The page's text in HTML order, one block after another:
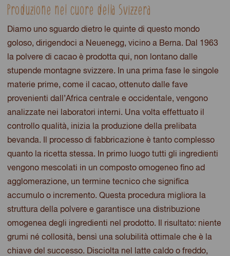
Produzione nel cuore della Svizzera
Diamo uno sguardo dietro le quinte di questo mondo
goloso, dirigendoci a Neuenegg, vicino a Berna. Dal 1963
la polvere di cacao è prodotta qui, non lontano dalle
stupende montagne svizzere. In una prima fase le singole
materie prime, come il cacao, ottenuto dalle fave
provenienti dall’Africa centrale e occidentale, vengono
analizzate nei laboratori interni. Una volta effettuato il
controllo qualità, inizia la produzione della prelibata
bevanda. Il processo di fabbricazione è tanto complesso
quanto la ricetta stessa. In primo luogo tutti gli ingredienti
vengono mescolati in un composto omogeneo fino ad
agglomerazione, un termine tecnico che significa
accumulo o incremento. Questa procedura migliora la
struttura della polvere e garantisce una distribuzione
omogenea degli ingredienti nel prodotto. Il risultato: niente
grumi né collosità, bensì una solubilità ottimale che è la
chiave del successo. Disciolta nel latte caldo o freddo,